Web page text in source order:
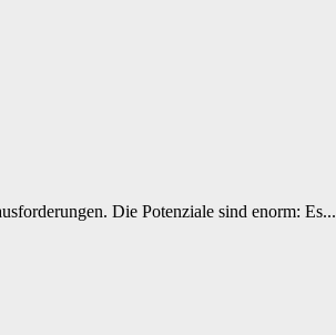
Die Potenziale sind enorm: Es...